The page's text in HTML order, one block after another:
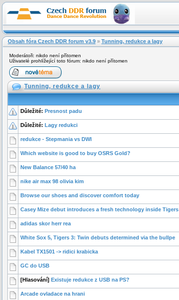
Obsah fóra Czech DDR forum v3.9 » Tunning, redukce a lagy
Moderátoři: nikdo není přítomen
Uživatelé prohlížející toto fórum: nikdo není přítomen
Tunning, redukce a lagy
Důležité: Presnost padu
Důležité: Lagy redukci
redukce - Stepmania vs DWI
Which website is good to buy OSRS Gold?
New Balance 57/40 ha
nike air max 98 olivia kim
Browse our shoes and discover comfort today
Casey Mize debut introduces a fresh technology inside Tigers
adidas skor herr rea
White Sox 5, Tigers 3: Twin debuts determined via the bullpe
Kabel TX1501 -> ridici krabicka
GC do USB
[Hlasování] Existuje redukce z USB na PS?
Arcade ovladace na hrani